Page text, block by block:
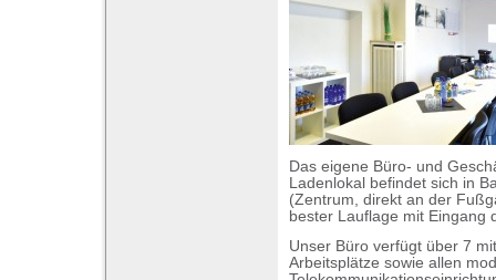
Das eigene Büro- und
Ladenlokal befindet sich in
(Zentrum, direkt an der
bester Lauflage mit Eingang
Unser Büro verfügt über 7
Arbeitsplätze sowie allen